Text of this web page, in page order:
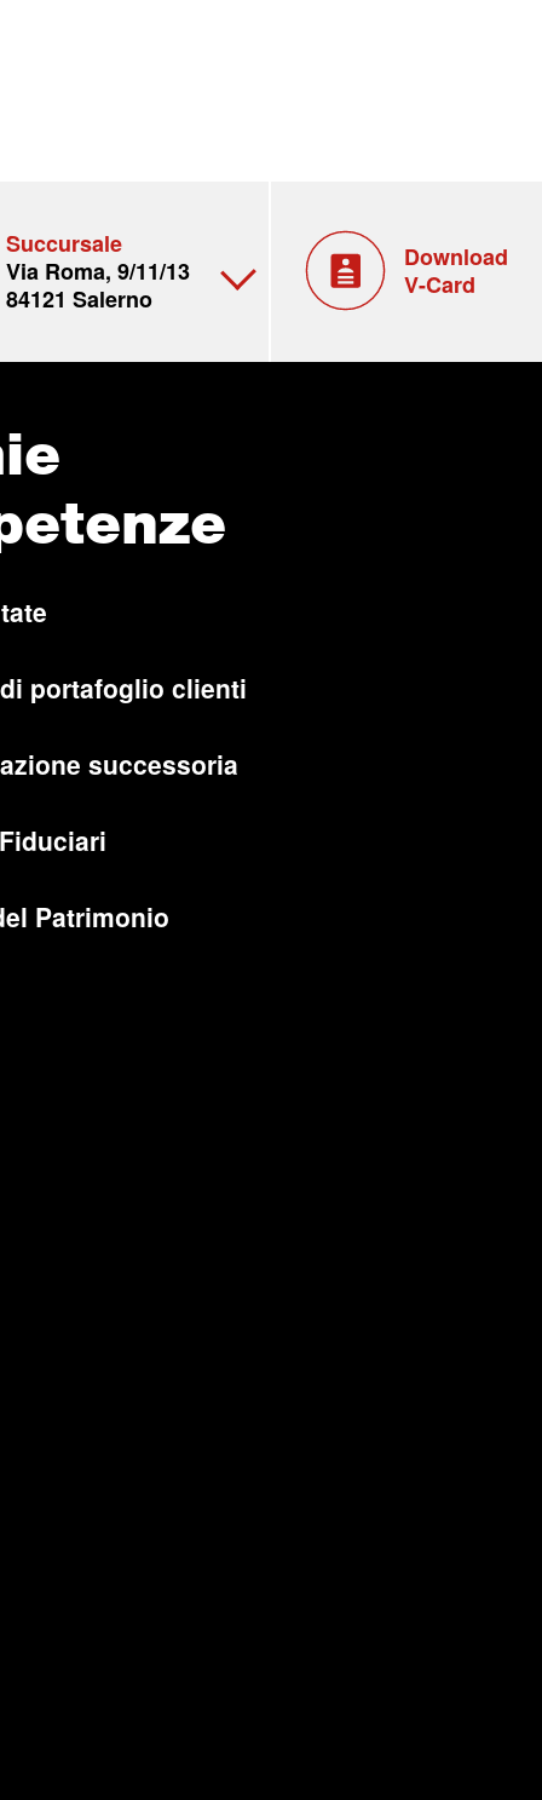
Succursale
Via Roma, 9/11/13
84121 Salerno
Download
V-Card
portafoglio clienti
successoria
Patrimonio